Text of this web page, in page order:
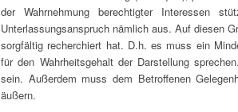
der Wahrnehmung berechtigter Interessen
Unterlassungsanspruch nämlich aus. Auf diesen
sorgfältig recherchiert hat. D.h. es muss ein
für den Wahrheitsgehalt der Darstellung
sein. Außerdem muss dem Betroffenen
äußern.